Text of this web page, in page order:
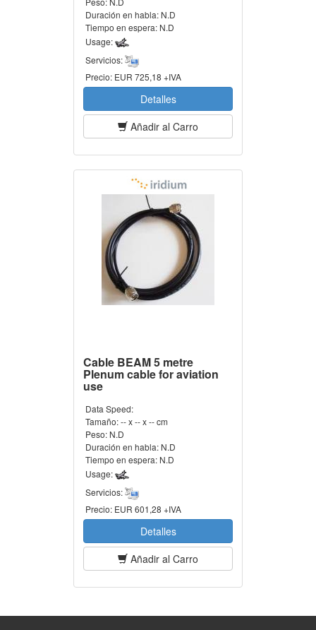
Duración en habla: N.D
Tiempo en espera: N.D
Usage:
Servicios:
Precio: EUR 725,18 +IVA
Detalles
Añadir al Carro
Cable BEAM 5 metre
Plenum cable for aviation
use
Data Speed:
Tamaño:-- x -- x -- cm
Peso: N.D
Duración en habla: N.D
Tiempo en espera: N.D
Usage:
Servicios:
Precio: EUR 601,28 +IVA
Detalles
Añadir al Carro